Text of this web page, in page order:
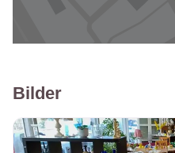
Bilder